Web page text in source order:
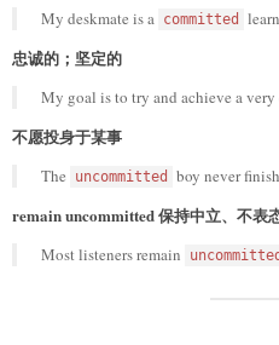
My deskmate is a committed
忠诚的；坚定的
My goal is to try and achieve a very
不愿投身于某事
The uncommitted boy never
remain uncommitted 保持中立、不表
Most listeners remain uncommitted